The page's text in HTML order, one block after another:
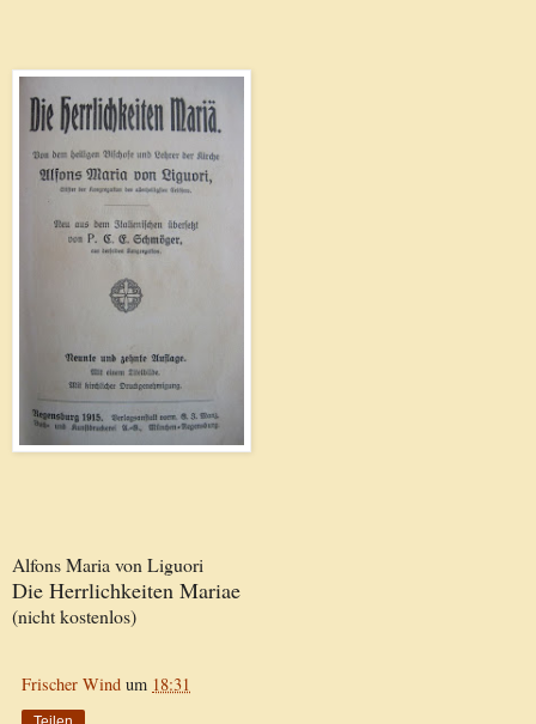
Alfons Maria von Liguori
Die Herrlichkeiten Mariae
(nicht kostenlos)
Frischer Wind um 18:31